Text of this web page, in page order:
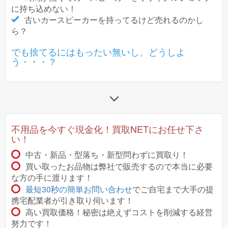
に持ち込めない！
古いカースピーカーを持ってるけど売れるのかし
ら？
でも捨てるにはもったい無いし、どうしよ
う・・・？
不用品を今すぐ現金化！買取NETにお任せ下さ
い！
中古・新品・型落ち・新型問わずに買取り！
買い取ったお品物は弊社で販売するので本当に必要
な方の手に渡ります！
最短30秒の簡単お問い合わせでご自宅まで大手の提
携宅配業者が引き取り伺います！
高い買取価格！秘密は絶えずコストを削減する経営
努力です！